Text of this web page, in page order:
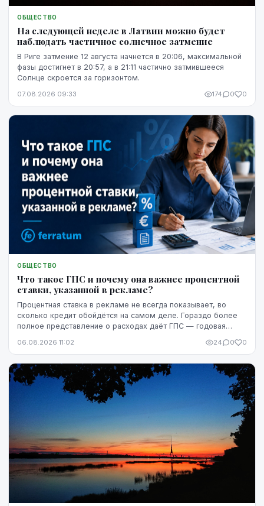
ОБЩЕСТВО
На следующей неделе в Латвии можно будет
наблюдать частичное солнечное затмение
В Риге затмение 12 августа начнется в 20:06, максимальной
фазы достигнет в 20:57, а в 21:11 частично затмившееся
Солнце скроется за горизонтом.
07.08.2026 09:33 174 0 0
ОБЩЕСТВО
Что такое ГПС и почему она важнее процентной
ставки, указанной в рекламе?
Процентная ставка в рекламе не всегда показывает, во
сколько кредит обойдётся на самом деле. Гораздо более
полное представление о расходах даёт ГПС — годовая
06.08.2026 11:02 24 0 0